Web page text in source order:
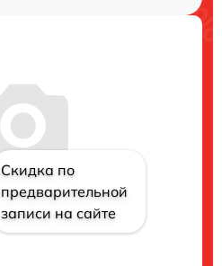
Скидка по
предварительной
записи на сайте